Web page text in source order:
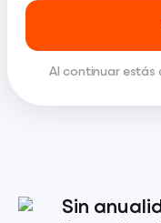
Al continuar estás
Sin